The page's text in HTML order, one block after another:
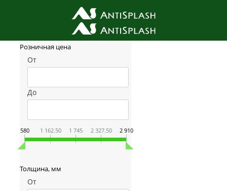
Фильтр товаров
Розничная цена
От
До
580 1 162.50 1 745 2 327.50 2 910
Толщина, мм
От